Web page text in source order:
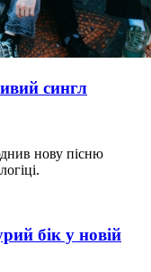
сингл
нову пісню
бік у новій